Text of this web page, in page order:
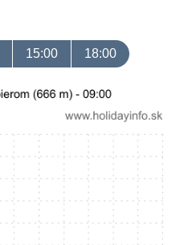
15:00 18:00